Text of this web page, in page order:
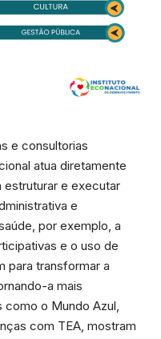
e consultorias
atua diretamente
estruturar e executar
e
por exemplo, a
e o uso de
para transformar a
a mais
como o Mundo Azul,
com TEA, mostram